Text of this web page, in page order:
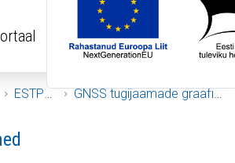
ESTPOS GNSS tugijaamade graafikud